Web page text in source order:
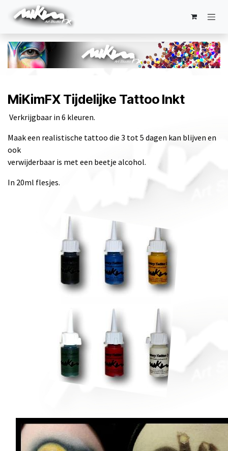
Overslaan naar inhoud
MiKimFX Tijdelijke Tattoo Inkt
Verkrijgbaar in 6 kleuren.
Maak een realistische tattoo die 3 tot 5 dagen kan blijven en
ook
verwijderbaar is met een beetje alcohol.
In 20ml flesjes.